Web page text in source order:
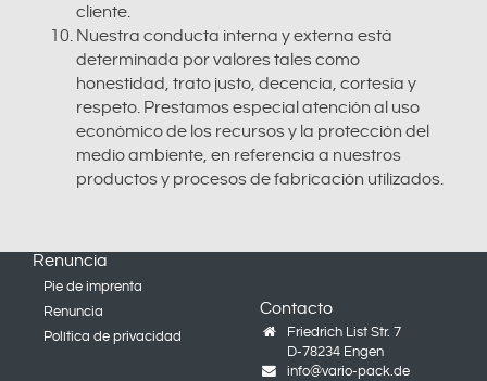
cliente.
Nuestra conducta interna y externa está
determinada por valores tales como
honestidad, trato justo, decencia, cortesía y
respeto. Prestamos especial atención al uso
económico de los recursos y la protección del
medio ambiente, en referencia a nuestros
productos y procesos de fabricación utilizados.
Renuncia
Pie de imprenta
Renuncia
Política de privacidad
Contacto
Friedrich List Str. 7
D-78234 Engen
info@vario-pack.de